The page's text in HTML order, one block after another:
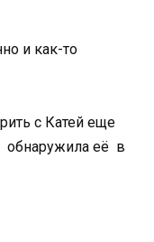
и как-то
с Катей еще
обнаружила её в